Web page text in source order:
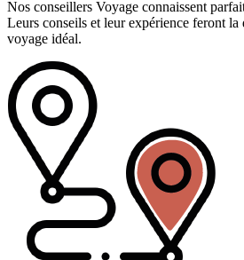
Nos conseillers Voyage connaissent
Leurs conseils et leur expérience feront
voyage idéal.